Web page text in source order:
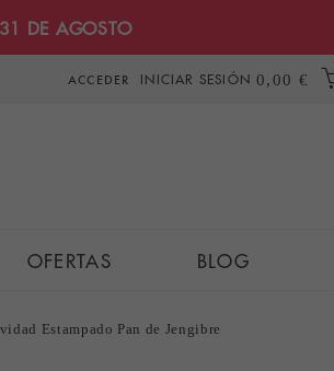
DE AGOSTO
ACCEDER INICIAR SESIÓN 0,00 €
OFERTAS BLOG
Estampado Pan de Jengibre